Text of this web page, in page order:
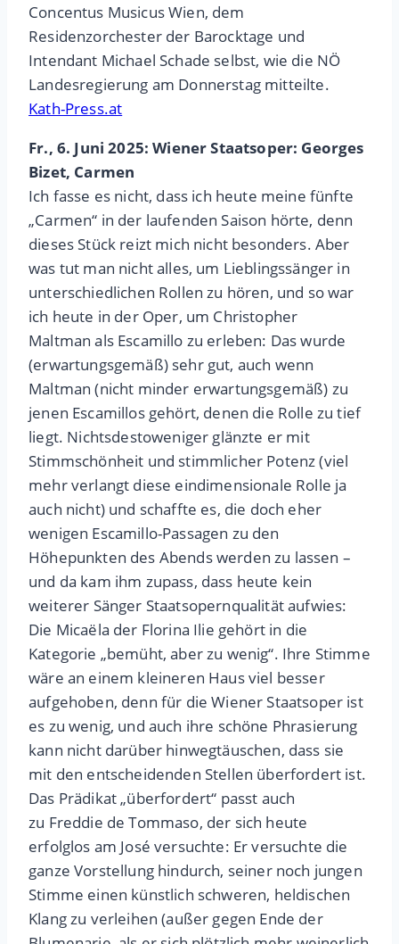
Concentus Musicus Wien, dem
Residenzorchester der Barocktage und
Intendant Michael Schade selbst, wie die NÖ
Landesregierung am Donnerstag mitteilte.
Kath-Press.at
Fr., 6. Juni 2025: Wiener Staatsoper: Georges
Bizet, Carmen
Ich fasse es nicht, dass ich heute meine fünfte
„Carmen“ in der laufenden Saison hörte, denn
dieses Stück reizt mich nicht besonders. Aber
was tut man nicht alles, um Lieblingssänger in
unterschiedlichen Rollen zu hören, und so war
ich heute in der Oper, um Christopher
Maltman als Escamillo zu erleben: Das wurde
(erwartungsgemäß) sehr gut, auch wenn
Maltman (nicht minder erwartungsgemäß) zu
jenen Escamillos gehört, denen die Rolle zu tief
liegt. Nichtsdestoweniger glänzte er mit
Stimmschönheit und stimmlicher Potenz (viel
mehr verlangt diese eindimensionale Rolle ja
auch nicht) und schaffte es, die doch eher
wenigen Escamillo-Passagen zu den
Höhepunkten des Abends werden zu lassen –
und da kam ihm zupass, dass heute kein
weiterer Sänger Staatsopernqualität aufwies:
Die Micaëla der Florina Ilie gehört in die
Kategorie „bemüht, aber zu wenig“. Ihre Stimme
wäre an einem kleineren Haus viel besser
aufgehoben, denn für die Wiener Staatsoper ist
es zu wenig, und auch ihre schöne Phrasierung
kann nicht darüber hinwegtäuschen, dass sie
mit den entscheidenden Stellen überfordert ist.
Das Prädikat „überfordert“ passt auch
zu Freddie de Tommaso, der sich heute
erfolglos am José versuchte: Er versuchte die
ganze Vorstellung hindurch, seiner noch jungen
Stimme einen künstlich schweren, heldischen
Klang zu verleihen (außer gegen Ende der